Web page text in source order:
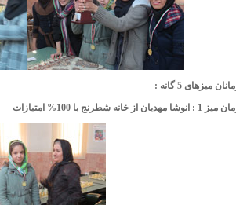
میزهای 5 گانه :
از خانه شطرنج با 100% امتیازات